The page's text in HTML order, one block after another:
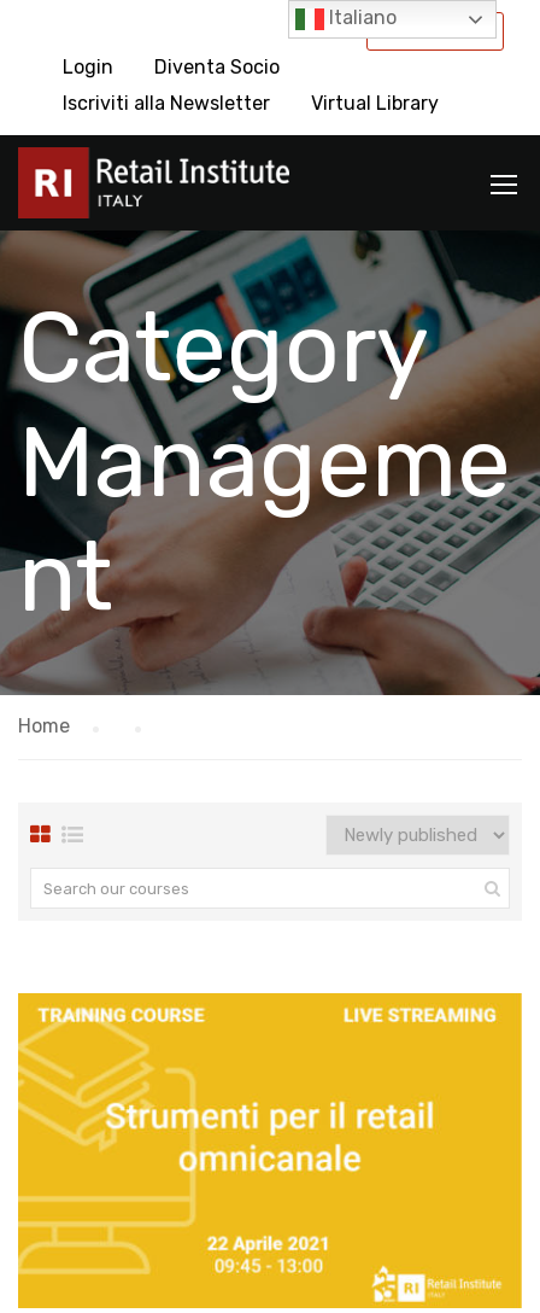
International
Login
Diventa Socio
Iscriviti alla Newsletter
Virtual Library
Category
Manageme
nt
Home
Italiano